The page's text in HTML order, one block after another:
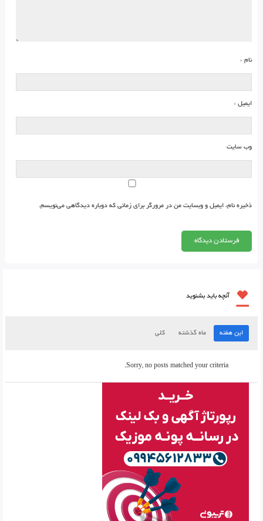
نام *
ایمیل *
وب‌ سایت
ذخیره نام، ایمیل و وبسایت من در مرورگر برای زمانی که دوباره دیدگاهی می‌نویسم.
آنچه باید بشنوید
این هفته ماه گذشته کلی
Sorry, no posts matched your criteria.